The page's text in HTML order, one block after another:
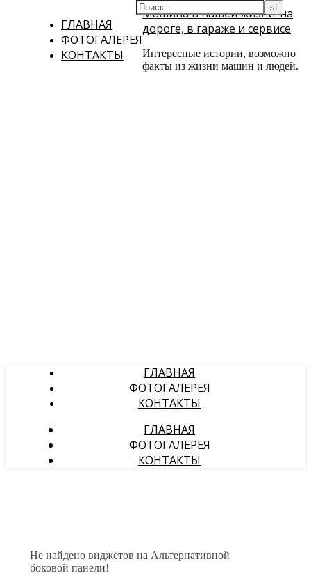
ГЛАВНАЯ
ФОТОГАЛЕРЕЯ
КОНТАКТЫ
Машина в нашей жизни: на
дороге, в гараже и сервисе
Интересные истории, возможно
факты из жизни машин и людей.
ГЛАВНАЯ
ФОТОГАЛЕРЕЯ
КОНТАКТЫ
ГЛАВНАЯ
ФОТОГАЛЕРЕЯ
КОНТАКТЫ
Не найдено виджетов на Альтернативной
боковой панели!